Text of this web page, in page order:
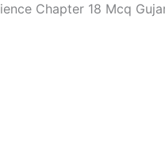
Chapter 18 Mcq